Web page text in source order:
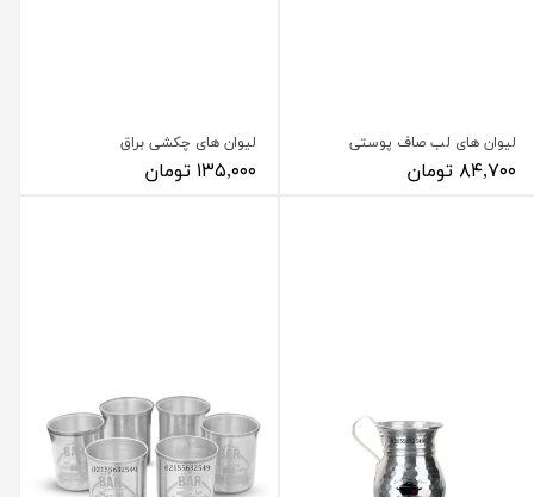
لیوان های لب صاف پوستی
۸۴,۷۰۰ تومان
لیوان های چکشی براق
۱۳۵,۰۰۰ تومان